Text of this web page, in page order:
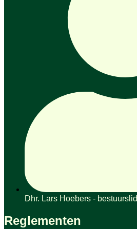
Dhr. Lars Hoebers - bestuurslid
Reglementen